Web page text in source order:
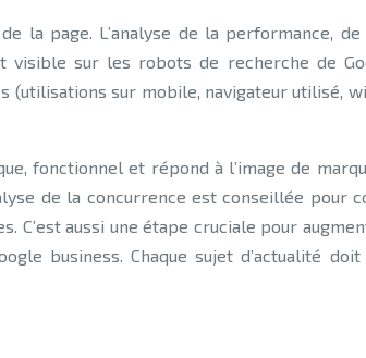
la page. L’analyse de la performance,
sur les robots de recherche de
(utilisations sur mobile, navigateur utilisé,
fonctionnel et répond à l’image de
de la concurrence est conseillée pour
C’est aussi une étape cruciale pour
business. Chaque sujet d’actualité